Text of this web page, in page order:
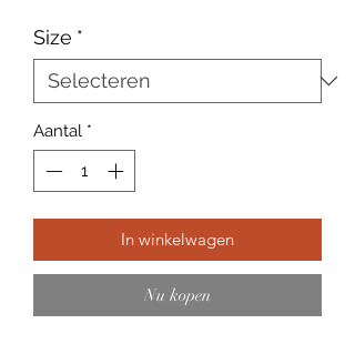
Size *
Aantal *
In winkelwagen
Nu kopen